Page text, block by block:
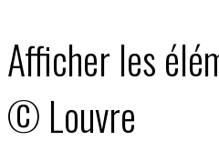
Afficher les
© Louvre